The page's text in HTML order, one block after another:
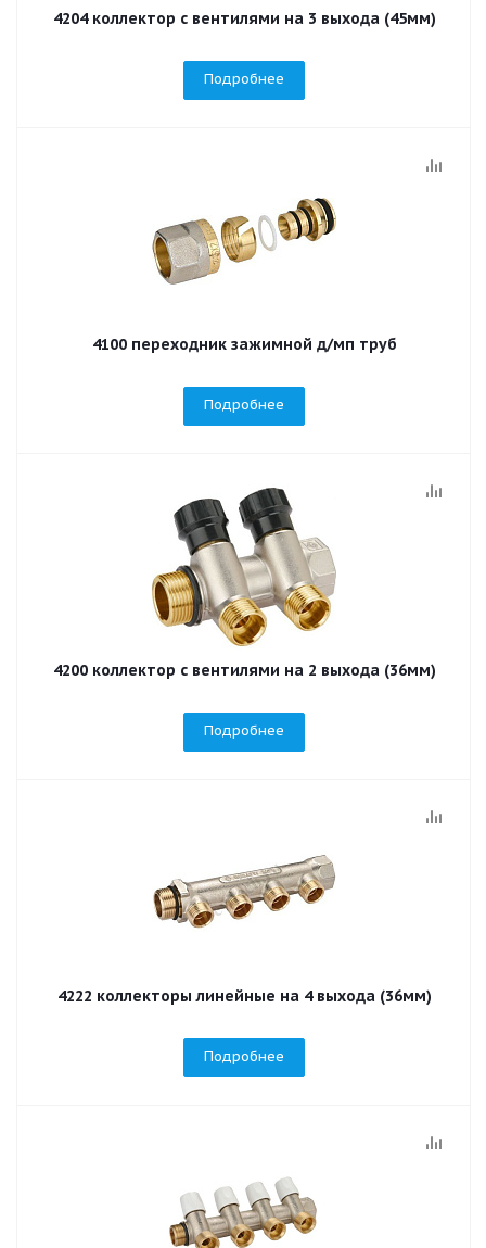
4204 коллектор с вентилями на 3 выхода (45мм)
Подробнее
4100 переходник зажимной д/мп труб
Подробнее
4200 коллектор с вентилями на 2 выхода (36мм)
Подробнее
4222 коллекторы линейные на 4 выхода (36мм)
Подробнее